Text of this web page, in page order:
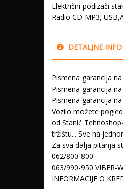
Električni podizači
Radio CD MP3,
DETALJNE
Pismena garancija
Pismena garancija
Pismena garancija
Vozilo možete
od Stanić
tržištu... Sve na
Za sva dalja pitanja
062/800-800
063/990-950 VIBER-
INFORMACIJE O